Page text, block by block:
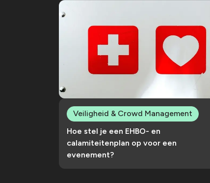
Hoe stel je een EHBO- en
calamiteitenplan op voor een
evenement?
Veiligheid & Crowd Management